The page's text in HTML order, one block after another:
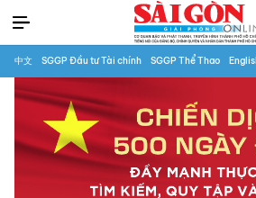
中文 SGGP Đầu tư Tài chính SGGP Thể Thao